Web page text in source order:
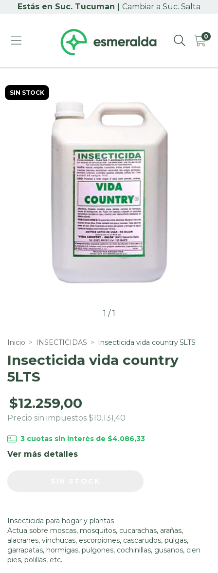
Cambiar a Suc. Salta
0
SIN STOCK
1 /1
Inicio > INSECTICIDAS > Insecticida vida country 5LTS
Insecticida vida country
5LTS
$12.259,00
Precio sin impuestos $10.131,40
3 cuotas sin interés de $4.086,33
Ver más detalles
Insecticida para hogar y plantas
Actua sobre moscas, mosquitos, cucarachas, arañas,
alacranes, vinchucas, escorpiones, cascarudos, pulgas,
garrapatas, hormigas, pulgones, cochinillas, gusanos, cien
pies, polillas, etc.